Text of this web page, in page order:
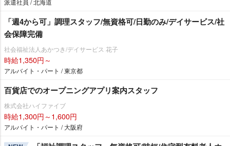
「週4から可」調理スタッフ/無資格可/日勤のみ/デイサービス/社
会保障完備
社会福祉法人あかつき/デイサービス 花子
時給1,350円～
アルバイト・パート / 東京都
百貨店でのオープニングアプリ案内スタッフ
株式会社ハイファイブ
時給1,300円～1,600円
アルバイト・パート / 大阪府